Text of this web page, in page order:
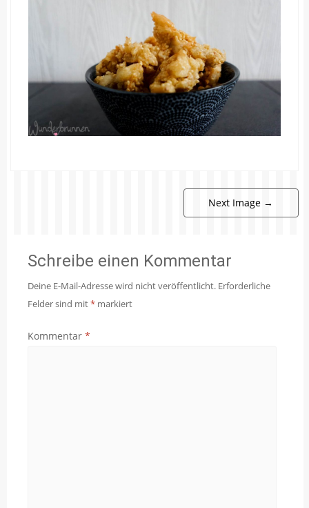
Next Image →
Schreibe einen Kommentar
Deine E-Mail-Adresse wird nicht veröffentlicht. Erforderliche
Felder sind mit* markiert
Kommentar *